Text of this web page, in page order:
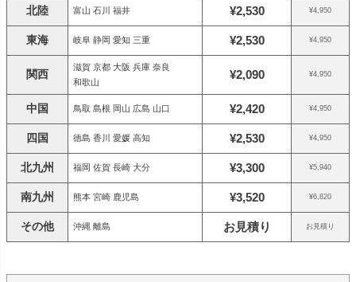
北陸 富山 石川 福井 ¥2,530 ¥4,950
東海 岐阜 静岡 愛知 三重 ¥2,530 ¥4,950
関西
滋賀 京都 大阪 兵庫 奈良
和歌山
¥2,090 ¥4,950
中国 鳥取 島根 岡山 広島 山口 ¥2,420 ¥4,950
四国 徳島 香川 愛媛 高知 ¥2,530 ¥4,950
北九州 福岡 佐賀 長崎 大分 ¥3,300 ¥5,940
南九州 熊本 宮崎 鹿児島 ¥3,520 ¥6,820
その他 沖縄 離島 お見積り お見積り